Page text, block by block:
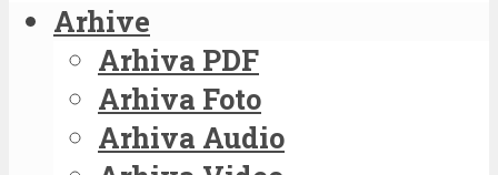
Arhive
Arhiva PDF
Arhiva Foto
Arhiva Audio